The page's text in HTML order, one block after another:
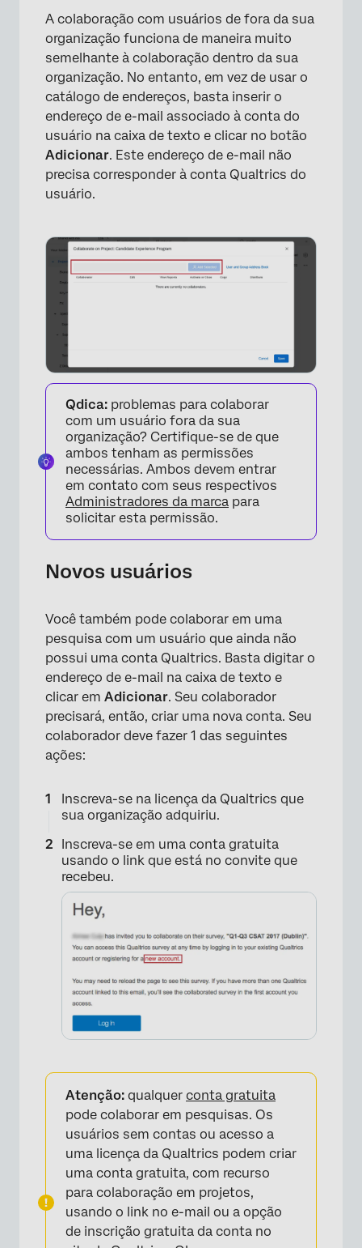
×
A colaboração com usuários de fora da sua
organização funciona de maneira muito
semelhante à colaboração dentro da sua
organização. No entanto, em vez de usar o
catálogo de endereços, basta inserir o
endereço de e-mail associado à conta do
usuário na caixa de texto e clicar no botão
Adicionar. Este endereço de e-mail não
precisa corresponder à conta Qualtrics do
usuário.
×
Qdica: problemas para colaborar
com um usuário fora da sua
organização? Certifique-se de que
ambos tenham as permissões
necessárias. Ambos devem entrar
em contato com seus respectivos
Administradores da marca para
solicitar esta permissão.
Novos usuários
Você também pode colaborar em uma
pesquisa com um usuário que ainda não
possui uma conta Qualtrics. Basta digitar o
endereço de e-mail na caixa de texto e
clicar em Adicionar. Seu colaborador
precisará, então, criar uma nova conta. Seu
colaborador deve fazer 1 das seguintes
ações:
Inscreva-se na licença da Qualtrics que
sua organização adquiriu.
Inscreva-se em uma conta gratuita
usando o link que está no convite que
recebeu.
Atenção: qualquer conta gratuita
pode colaborar em pesquisas. Os
usuários sem contas ou acesso a
uma licença da Qualtrics podem criar
uma conta gratuita, com recurso
para colaboração em projetos,
usando o link no e-mail ou a opção
de inscrição gratuita da conta no